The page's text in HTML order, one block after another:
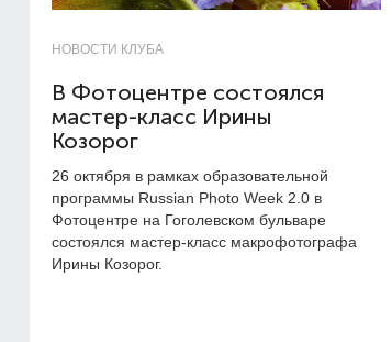
НОВОСТИ КЛУБА
В Фотоцентре состоялся
мастер-класс Ирины
Козорог
26 октября в рамках образовательной
программы Russian Photo Week 2.0 в
Фотоцентре на Гоголевском бульваре
состоялся мастер-класс макрофотографа
Ирины Козорог.